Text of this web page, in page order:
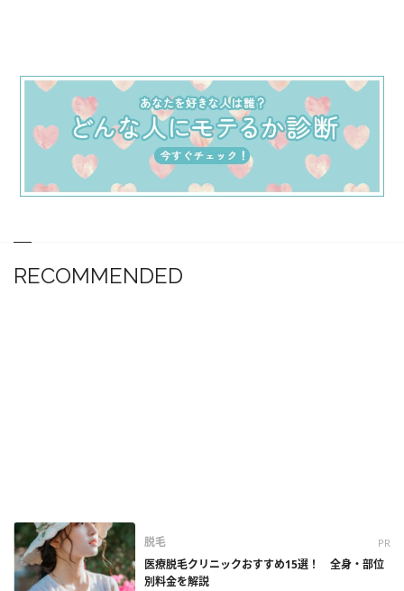
RECOMMENDED
脱毛 PR
医療脱毛クリニックおすすめ15選！ 全身・部位
別料金を解説